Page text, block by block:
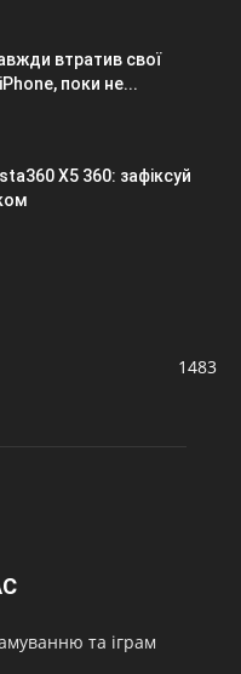
втратив свої
поки не...
X5 360: зафіксуй
1483
та іграм